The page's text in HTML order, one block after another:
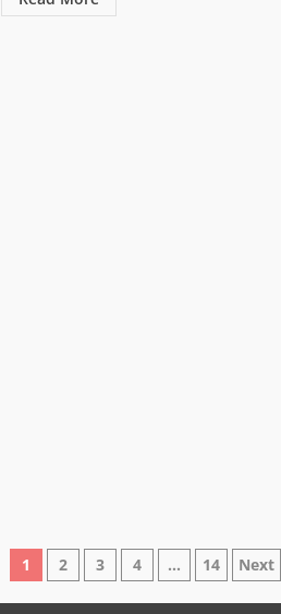
Paginazione
1 2 3 4 … 14 Next